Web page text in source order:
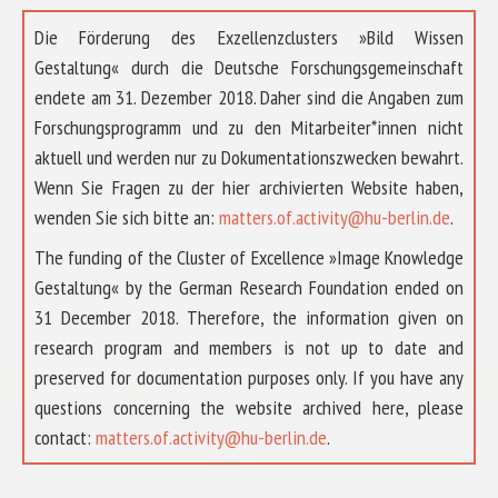
Die Förderung des Exzellenzclusters »Bild Wissen
Gestaltung« durch die Deutsche Forschungsgemeinschaft
endete am 31. Dezember 2018. Daher sind die Angaben zum
Forschungsprogramm und zu den Mitarbeiter*innen nicht
aktuell und werden nur zu Dokumentationszwecken bewahrt.
Wenn Sie Fragen zu der hier archivierten Website haben,
wenden Sie sich bitte an: matters.of.activity@hu-berlin.de.
The funding of the Cluster of Excellence »Image Knowledge
Gestaltung« by the German Research Foundation ended on
31 December 2018. Therefore, the information given on
research program and members is not up to date and
preserved for documentation purposes only. If you have any
questions concerning the website archived here, please
contact: matters.of.activity@hu-berlin.de.
ÜBER UNS